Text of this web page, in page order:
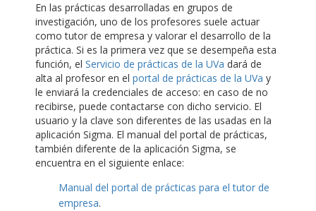
En las prácticas desarrolladas en grupos de
investigación, uno de los profesores suele actuar
como tutor de empresa y valorar el desarrollo de la
práctica. Si es la primera vez que se desempeña esta
función, el Servicio de prácticas de la UVa dará de
alta al profesor en el portal de prácticas de la UVa y
le enviará la credenciales de acceso: en caso de no
recibirse, puede contactarse con dicho servicio. El
usuario y la clave son diferentes de las usadas en la
aplicación Sigma. El manual del portal de prácticas,
también diferente de la aplicación Sigma, se
encuentra en el siguiente enlace:
Manual del portal de prácticas para el tutor de
empresa.